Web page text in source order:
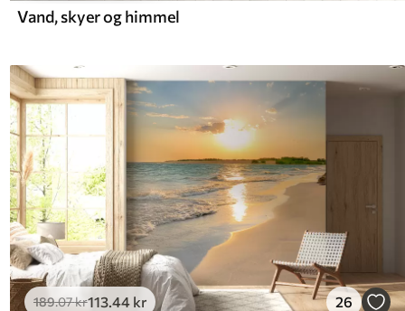
Vand, skyer og himmel
189.07kr113.44 kr 26